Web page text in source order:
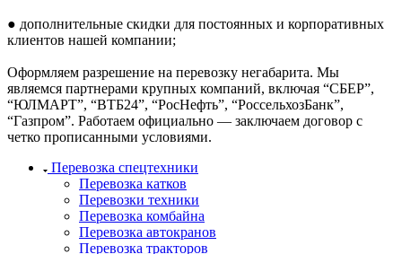
● дополнительные скидки для постоянных и корпоративных
клиентов нашей компании;
Оформляем разрешение на перевозку негабарита. Мы
являемся партнерами крупных компаний, включая “СБЕР”,
“ЮЛМАРТ”, “ВТБ24”, “РосНефть”, “РоссельхозБанк”,
“Газпром”. Работаем официально — заключаем договор с
четко прописанными условиями.
Перевозка спецтехники
Перевозка катков
Перевозки техники
Перевозка комбайна
Перевозка автокранов
Перевозка тракторов